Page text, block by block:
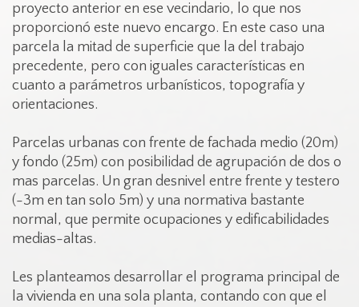
proyecto anterior en ese vecindario, lo que nos
proporcionó este nuevo encargo. En este caso una
parcela la mitad de superficie que la del trabajo
precedente, pero con iguales características en
cuanto a parámetros urbanísticos, topografía y
orientaciones.
Parcelas urbanas con frente de fachada medio (20m)
y fondo (25m) con posibilidad de agrupación de dos o
mas parcelas. Un gran desnivel entre frente y testero
(-3m en tan solo 5m) y una normativa bastante
normal, que permite ocupaciones y edificabilidades
medias-altas.
Les planteamos desarrollar el programa principal de
la vivienda en una sola planta, contando con que el